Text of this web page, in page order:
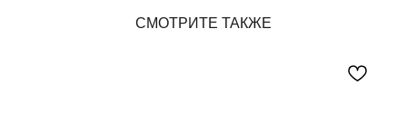
СМОТРИТЕ ТАКЖЕ
BEADED